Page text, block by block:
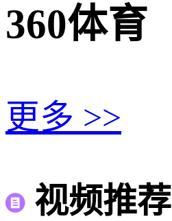
360体育
更多 >>
视频推荐